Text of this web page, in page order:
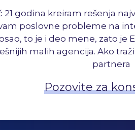
21 godina kreiram rešenja
poslovne probleme na
to je i deo mene, zato je
malih agencija. Ako
partnera
Pozovite za